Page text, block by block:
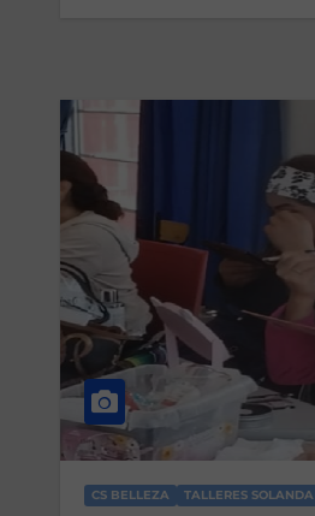
CS BELLEZA TALLERES SOLANDA